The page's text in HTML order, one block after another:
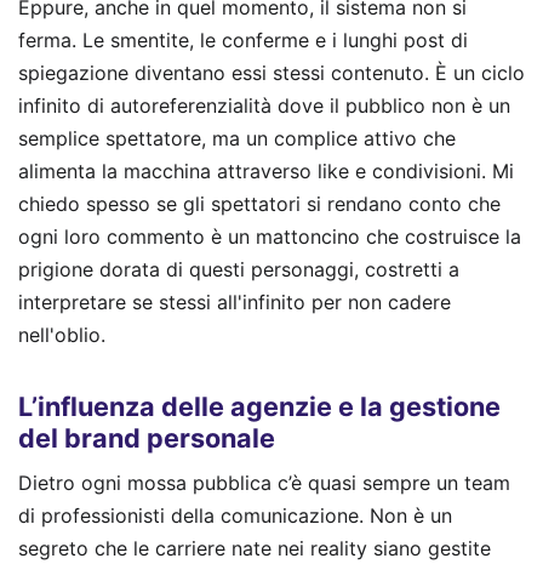
Eppure, anche in quel momento, il sistema non si
ferma. Le smentite, le conferme e i lunghi post di
spiegazione diventano essi stessi contenuto. È un ciclo
infinito di autoreferenzialità dove il pubblico non è un
semplice spettatore, ma un complice attivo che
alimenta la macchina attraverso like e condivisioni. Mi
chiedo spesso se gli spettatori si rendano conto che
ogni loro commento è un mattoncino che costruisce la
prigione dorata di questi personaggi, costretti a
interpretare se stessi all'infinito per non cadere
nell'oblio.
L’influenza delle agenzie e la gestione
del brand personale
Dietro ogni mossa pubblica c’è quasi sempre un team
di professionisti della comunicazione. Non è un
segreto che le carriere nate nei reality siano gestite